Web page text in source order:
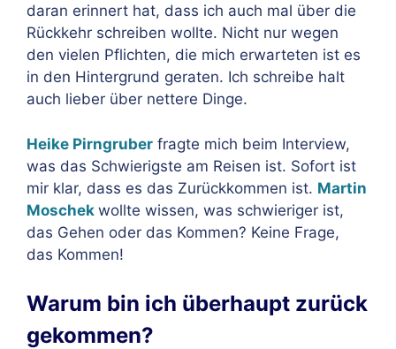
daran erinnert hat, dass ich auch mal über die
Rückkehr schreiben wollte. Nicht nur wegen
den vielen Pflichten, die mich erwarteten ist es
in den Hintergrund geraten. Ich schreibe halt
auch lieber über nettere Dinge.
Heike Pirngruber fragte mich beim Interview,
was das Schwierigste am Reisen ist. Sofort ist
mir klar, dass es das Zurückkommen ist. Martin
Moschek wollte wissen, was schwieriger ist,
das Gehen oder das Kommen? Keine Frage,
das Kommen!
Warum bin ich überhaupt zurück
gekommen?